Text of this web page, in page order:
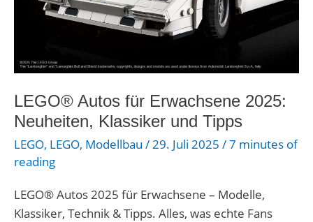
LEGO® Autos für Erwachsene 2025:
Neuheiten, Klassiker und Tipps
LEGO, LEGO, Modellbau / 29. Juli 2025 /7 minutes of
reading
LEGO® Autos 2025 für Erwachsene – Modelle,
Klassiker, Technik & Tipps. Alles, was echte Fans